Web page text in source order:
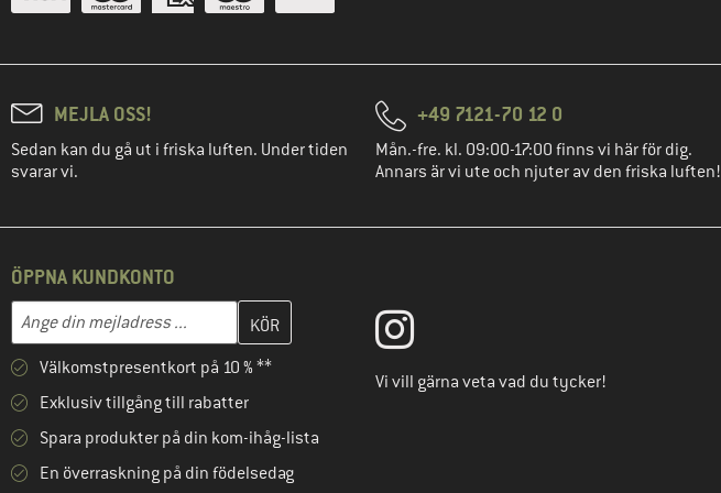
MEJLA OSS!
Sedan kan du gå ut i friska luften. Under tiden
svarar vi.
+49 7121-70 12 0
Mån.-fre. kl. 09:00-17:00 finns vi här för dig.
Annars är vi ute och njuter av den friska luften!
ÖPPNA KUNDKONTO
Mejladress
Skriv in din e-postadress här och skapa ditt kundkonto i nästa steg
Välkomstpresentkort på 10 % **
Exklusiv tillgång till rabatter
Spara produkter på din kom-ihåg-lista
En överraskning på din födelsedag
Vi vill gärna veta vad du tycker!